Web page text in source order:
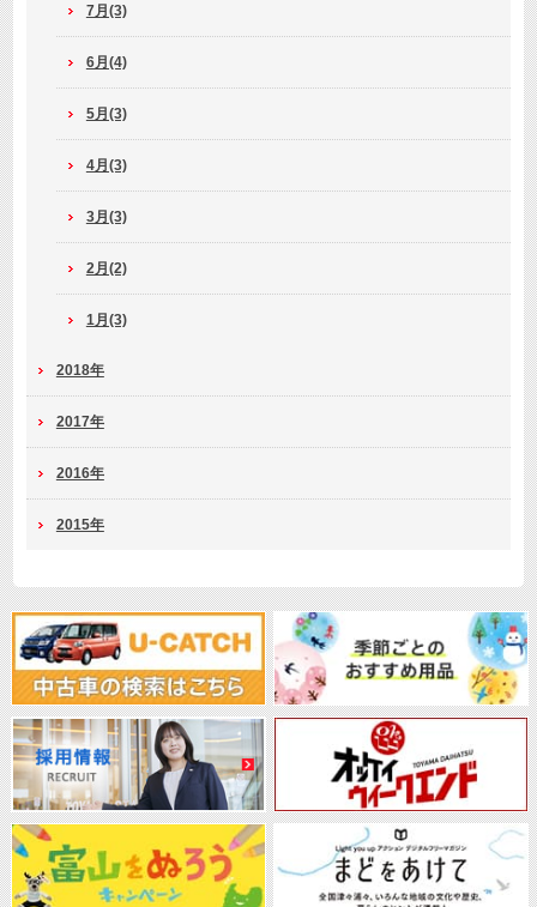
7月(3)
6月(4)
5月(3)
4月(3)
3月(3)
2月(2)
1月(3)
2018年
2017年
2016年
2015年